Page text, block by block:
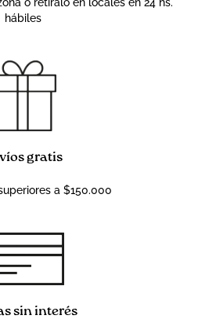
hábiles
gratis
a $150.000
sin interés